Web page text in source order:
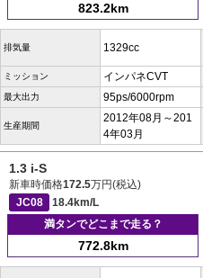
823.2km
排気量 1329cc
ミッション インパネCVT
最大出力 95ps/6000rpm
生産期間
2012年08月～201
4年03月
1.3 i-S
新車時価格172.5万円(税込)
JC08
18.4km/L
満タンでどこまで走る？
772.8km